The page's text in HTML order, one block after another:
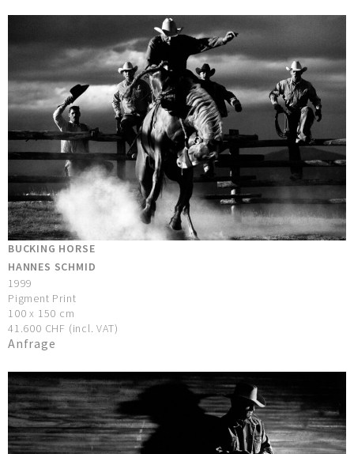
BUCKING HORSE
HANNES SCHMID
1999
Pigment Print
100 x 150 cm
41.600 CHF (incl. VAT)
Anfrage